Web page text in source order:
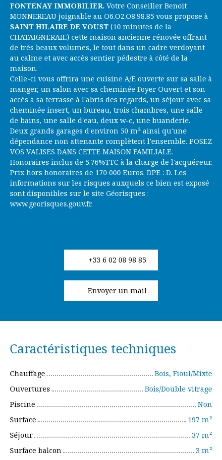
FONTENAY IMMOBILIER. Votre Conseiller Benoit
MONNEREAU joignable au O6.O2.O8.98.85 vous propose à
SAINT HILAIRE DE VOUST (10 minutes de la
CHATAIGNERAIE) cette maison ancienne rénovée offrant
de très beaux volumes, le tout dans un cadre verdoyant
au calme et avec accès sentier pédestre à côté de la
maison.
Celle-ci vous offrira une cuisine A/E ouverte sur sa salle à
manger, un salon avec sa cheminée Foyer Ouvert et son
accès à sa terrasse à l'abris des regards, un séjour avec sa
cheminée insert, un bureau, trois chambres, une salle
de bains, une salle d'eau, deux w-c, une buanderie.
Deux grands garages d'environ 50 m² ainsi qu'une
dépendance non attenante complètent l'ensemble. POSEZ
VOS VALISES DANS CETTE MAISON FAMILIALE.
Honoraires inclus de 5.76%TTC à la charge de l'acquéreur.
Prix hors honoraires de 170 000 Euros. DPE : D. Les
informations sur les risques auxquels ce bien est exposé
sont disponibles sur le site Géorisques :
www.georisques.gouv.fr.
+33 6 02 08 98 85
Envoyer un mail
Caractéristiques techniques
Chauffage
Bois, Fioul/Mixte
Ouvertures
Bois/Double vitrage
Piscine
Non
Surface
197 m²
Séjour
37 m²
Surface balcon
3 m²